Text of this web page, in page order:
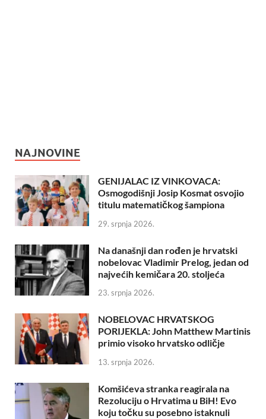
NAJNOVINE
GENIJALAC IZ VINKOVACA:
Osmogodišnji Josip Kosmat osvojio
titulu matematičkog šampiona
29. srpnja 2026.
Na današnji dan rođen je hrvatski
nobelovac Vladimir Prelog, jedan od
najvećih kemičara 20. stoljeća
23. srpnja 2026.
NOBELOVAC HRVATSKOG
PORIJEKLA: John Matthew Martinis
primio visoko hrvatsko odličje
13. srpnja 2026.
Komšićeva stranka reagirala na
Rezoluciju o Hrvatima u BiH! Evo
koju točku su posebno istaknuli